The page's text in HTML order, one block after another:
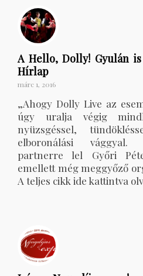
A Hello, Dolly! Gyulán
Hírlap
márc 1, 2016
„Ahogy Dolly Live az
úgy uralja végig
nyüzsgéssel,
elboronálási vággyal.
partnerre lel Győri
emellett még meggyőző
A teljes cikk ide kattintva